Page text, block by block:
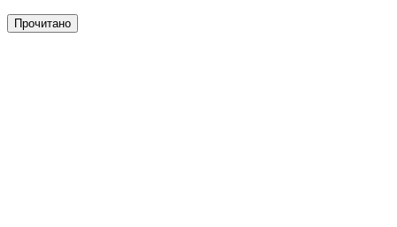
Прочитано